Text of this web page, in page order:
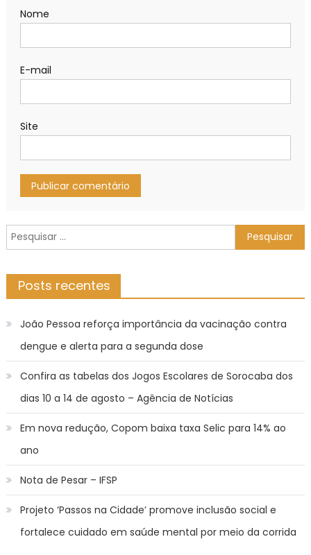
Nome
E-mail
Site
Pesquisar
por:
Posts recentes
João Pessoa reforça importância da vacinação contra
dengue e alerta para a segunda dose
Confira as tabelas dos Jogos Escolares de Sorocaba dos
dias 10 a 14 de agosto – Agência de Notícias
Em nova redução, Copom baixa taxa Selic para 14% ao
ano
Nota de Pesar – IFSP
Projeto ‘Passos na Cidade’ promove inclusão social e
fortalece cuidado em saúde mental por meio da corrida